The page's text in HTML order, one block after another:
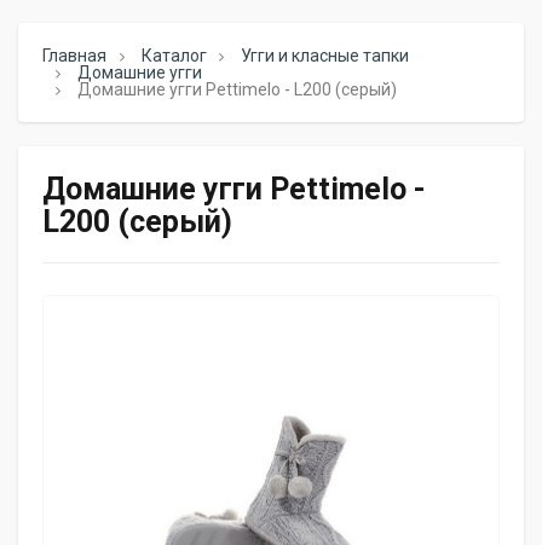
Главная Каталог
Угги и класные тапки
Домашние угги
Домашние угги Pettimelo - L200 (серый)
Домашние угги Pettimelo -
L200 (серый)